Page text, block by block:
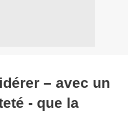
– avec un
- que la